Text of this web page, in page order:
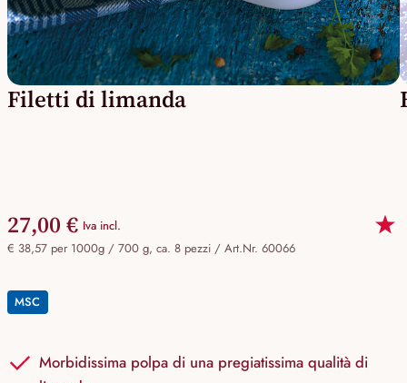
Filetti di limanda
27,00 € Iva incl.
€ 38,57 per 1000g / 700 g, ca. 8 pezzi / Art.Nr. 60066
MSC
Morbidissima polpa di una pregiatissima qualità di